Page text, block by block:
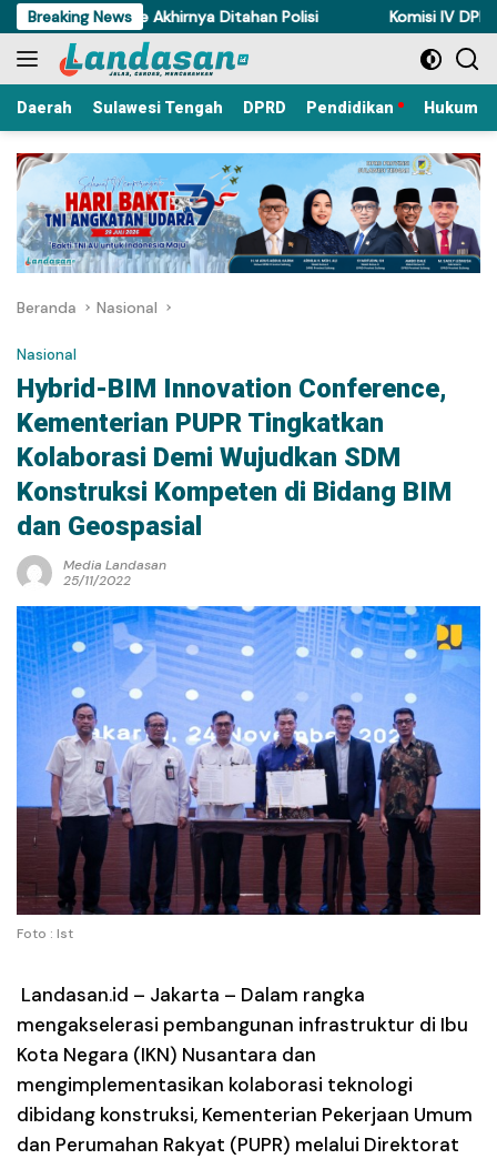
Langsung
ke
konten
Breaking News
di Torue Akhirnya Ditahan Polisi Komisi IV DPRD
Daerah Sulawesi Tengah DPRD Pendidikan Hukum
Beranda Nasional
Nasional
Hybrid-BIM Innovation Conference,
Kementerian PUPR Tingkatkan
Kolaborasi Demi Wujudkan SDM
Konstruksi Kompeten di Bidang BIM
dan Geospasial
Media Landasan
25/11/2022
Foto : Ist
Landasan.id – Jakarta – Dalam rangka
mengakselerasi pembangunan infrastruktur di Ibu
Kota Negara (IKN) Nusantara dan
mengimplementasikan kolaborasi teknologi
dibidang konstruksi, Kementerian Pekerjaan Umum
dan Perumahan Rakyat (PUPR) melalui Direktorat